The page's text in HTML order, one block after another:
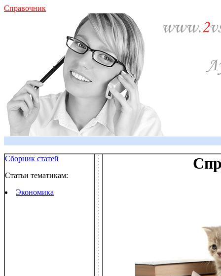
Справочник
Сборник статей
Статьи тематикам:
Экономика